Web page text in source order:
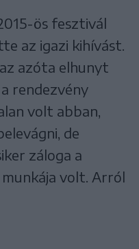
ös fesztivál
az igazi kihívást.
azóta elhunyt
rendezvény
volt abban,
de
záloga a
volt. Arról